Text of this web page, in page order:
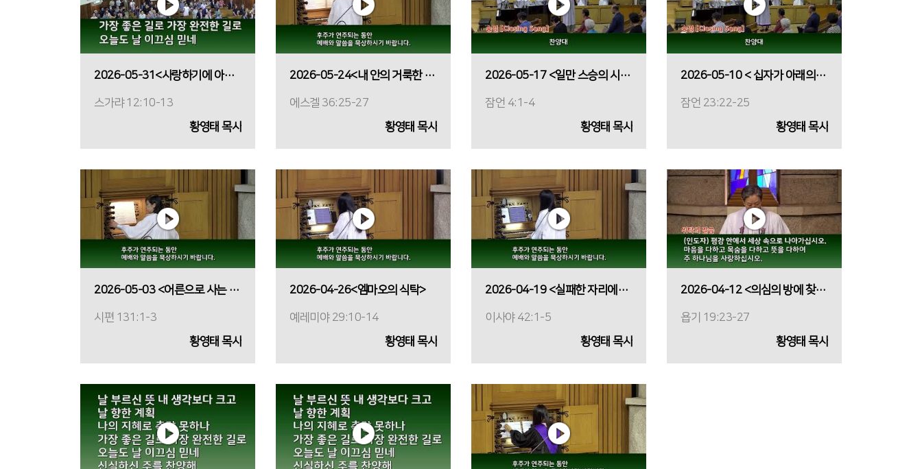
2026-05-31<사랑하기에 아프게 찌르시다>
스가랴 12:10-13
황영태 목사
2026-05-24<내 안의 거룩한 침입>
에스겔 36:25-27
황영태 목사
2026-05-17 <일만 스승의 시대, 한 명의 아버지를 찾아서>
잠언 4:1-4
황영태 목사
2026-05-10 < 십자가 아래의 어머니>
잠언 23:22-25
황영태 목사
2026-05-03 <어른으로 사는 일에 지친 당신에게>
시편 131:1-3
황영태 목사
2026-04-26<엠마오의 식탁>
예레미야 29:10-14
황영태 목사
2026-04-19 <실패한 자리에서 차려진 조찬>
이사야 42:1-5
황영태 목사
2026-04-12 <의심의 방에 찾아온 평강>
욥기 19:23-27
황영태 목사